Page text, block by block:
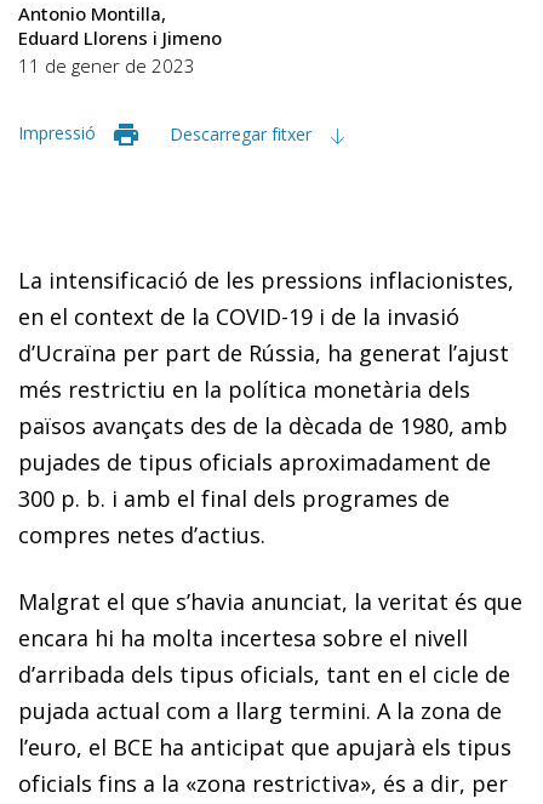
Antonio Montilla
Eduard Llorens i Jimeno
11 de gener de 2023
Impressió Descarregar fitxer
La intensificació de les pressions inflacionistes,
en el context de la COVID-19 i de la invasió
d’Ucraïna per part de Rússia, ha generat l’ajust
més restrictiu en la política monetària dels
països avançats des de la dècada de 1980, amb
pujades de tipus oficials aproximadament de
300 p. b. i amb el final dels programes de
compres netes d’actius.
Malgrat el que s’havia anunciat, la veritat és que
encara hi ha molta incertesa sobre el nivell
d’arribada dels tipus oficials, tant en el cicle de
pujada actual com a llarg termini. A la zona de
l’euro, el BCE ha anticipat que apujarà els tipus
oficials fins a la «zona restrictiva», és a dir, per